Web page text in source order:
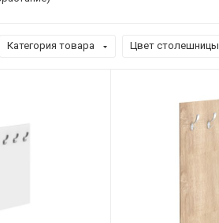
Категория товара Цвет столешницы